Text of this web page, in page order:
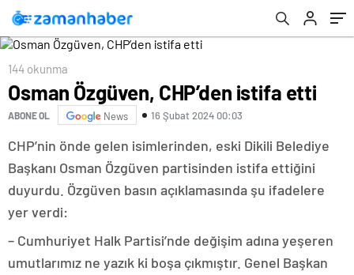
144 okunma
Osman Özgüven, CHP’den istifa etti
ABONE OL News 16 Şubat 2024 00:03
CHP’nin önde gelen isimlerinden, eski Dikili Belediye
Başkanı Osman Özgüven partisinden istifa ettiğini
duyurdu. Özgüven basın açıklamasında şu ifadelere
yer verdi:
– Cumhuriyet Halk Partisi’nde değişim adına yeşeren
umutlarımız ne yazık ki boşa çıkmıştır. Genel Başkan